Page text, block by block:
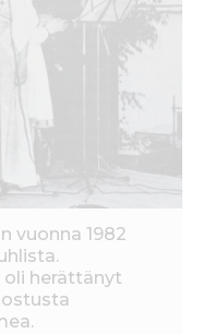
vuonna 1982
herättänyt